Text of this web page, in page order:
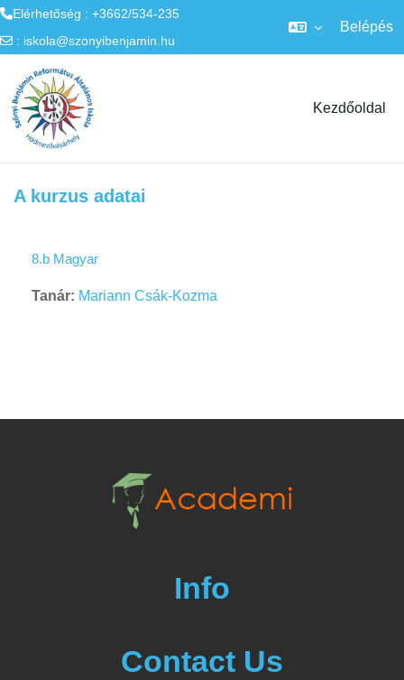
Elérhetőség : +3662/534-235
: iskola@szonyibenjamin.hu
Belépés
Kezdőoldal
A kurzus adatai
8.b Magyar
Tanár: Mariann Csák-Kozma
Info
Contact Us